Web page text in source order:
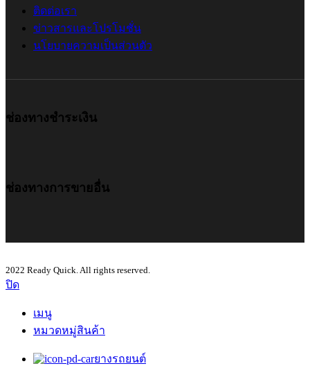
ติดต่อเรา
ข่าวสารและโปรโมชั่น
นโยบายความเป็นส่วนตัว
ช่องทางชำระเงิน
ช่องทางการขายอื่น
2022 Ready Quick. All rights reserved.
ปิด
เมนู
หมวดหมู่สินค้า
ยางรถยนต์